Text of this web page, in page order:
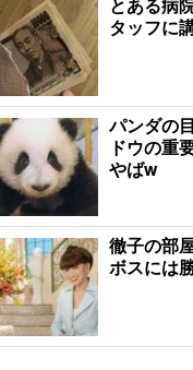
タッフに
パンダの
ドウの重
やばw
徹子の部
ボスには